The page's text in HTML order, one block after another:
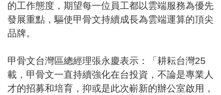
的工作態度，期望每一位員工都以雲端服務為優先
發展重點，驅使甲骨文持續成長為雲端運算的頂尖
品牌。
甲骨文台灣區總經理張永慶表示：「耕耘台灣25
載，甲骨文一直持續強化在台投資，不論是專業人
才的招募和培育，抑或是此次嶄新的辦公室啟用，